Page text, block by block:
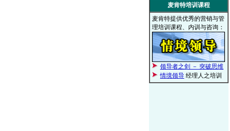
麦肯特培训课程
麦肯特提供优秀的营销与管
理培训课程、内训与咨询：
领导者之剑 － 突破思维
情境领导 经理人之培训